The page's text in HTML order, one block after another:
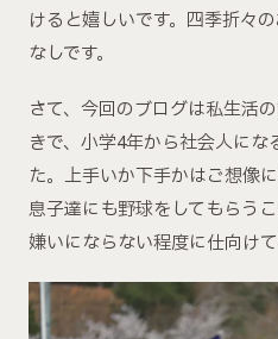
けると嬉しいです。四季折々
なしです。
さて、今回のブログは私生活
きで、小学4年から社会人に
た。上手いか下手かはご想像
息子達にも野球をしてもらう
嫌いにならない程度に仕向けて